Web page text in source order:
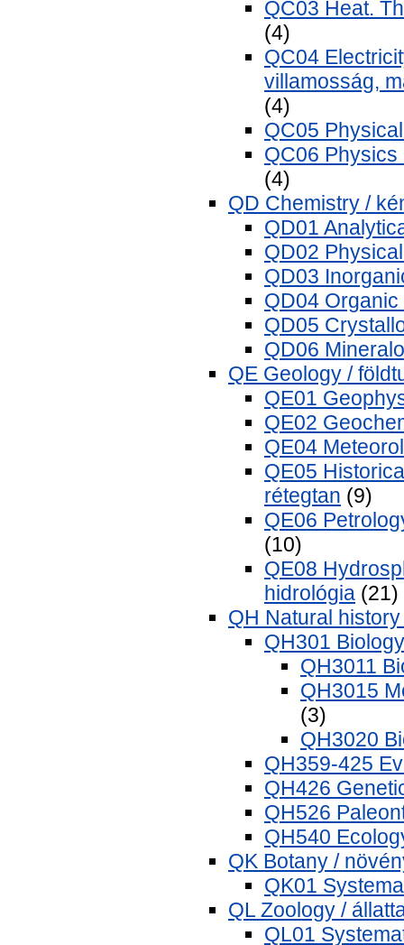
QC03 Heat.
(4)
QC04
villamosság,
(4)
QC05
QC06
(4)
QD Chemistry /
QD01
QD02
QD03
QD04
QD05
QD06
QE Geology /
QE01
QE02
QE04
QE05
rétegtan (9)
QE06
(10)
QE08
hidrológia (21)
QH Natural
QH301
QH3011
QH3015
(3)
QH3020
QH359-425
QH426
QH526
QH540
QK Botany /
QK01
QL Zoology /
QL01